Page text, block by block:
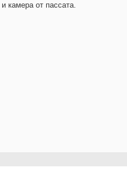
камера от пассата.